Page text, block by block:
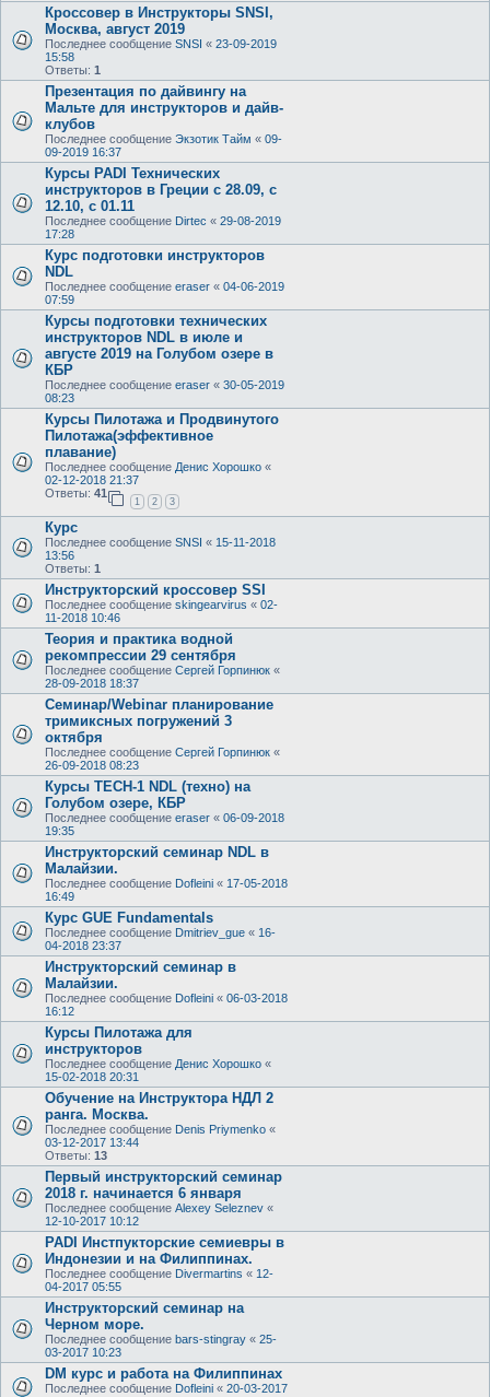
Кроссовер в Инструкторы SNSI,
Москва, август 2019
Последнее сообщение SNSI « 23-09-2019
15:58
Ответы: 1
Презентация по дайвингу на
Мальте для инструкторов и дайв-
клубов
Последнее сообщение Экзотик Тайм « 09-
09-2019 16:37
Курсы PADI Технических
инструкторов в Греции с 28.09, с
12.10, с 01.11
Последнее сообщение Dirtec « 29-08-2019
17:28
Курс подготовки инструкторов
NDL
Последнее сообщение eraser « 04-06-2019
07:59
Курсы подготовки технических
инструкторов NDL в июле и
августе 2019 на Голубом озере в
КБР
Последнее сообщение eraser « 30-05-2019
08:23
Курсы Пилотажа и Продвинутого
Пилотажа(эффективное
плавание)
Последнее сообщение Денис Хорошко «
02-12-2018 21:37
Ответы: 41
1 2 3
Курс
Последнее сообщение SNSI « 15-11-2018
13:56
Ответы: 1
Инструкторский кроссовер SSI
Последнее сообщение skingearvirus « 02-
11-2018 10:46
Теория и практика водной
рекомпрессии 29 сентября
Последнее сообщение Сергей Горпинюк «
28-09-2018 18:37
Семинар/Webinar планирование
тримиксных погружений 3
октября
Последнее сообщение Сергей Горпинюк «
26-09-2018 08:23
Курсы TECH-1 NDL (техно) на
Голубом озере, КБР
Последнее сообщение eraser « 06-09-2018
19:35
Инструкторский семинар NDL в
Малайзии.
Последнее сообщение Dofleini « 17-05-2018
16:49
Курс GUE Fundamentals
Последнее сообщение Dmitriev_gue « 16-
04-2018 23:37
Инструкторский семинар в
Малайзии.
Последнее сообщение Dofleini « 06-03-2018
16:12
Курсы Пилотажа для
инструкторов
Последнее сообщение Денис Хорошко «
15-02-2018 20:31
Обучение на Инструктора НДЛ 2
ранга. Москва.
Последнее сообщение Denis Priymenko «
03-12-2017 13:44
Ответы: 13
Первый инструкторский семинар
2018 г. начинается 6 января
Последнее сообщение Alexey Seleznev «
12-10-2017 10:12
PADI Инстпукторские семиевры в
Индонезии и на Филиппинах.
Последнее сообщение Divermartins « 12-
04-2017 05:55
Инструкторский семинар на
Черном море.
Последнее сообщение bars-stingray « 25-
03-2017 10:23
DM курс и работа на Филиппинах
Последнее сообщение Dofleini « 20-03-2017